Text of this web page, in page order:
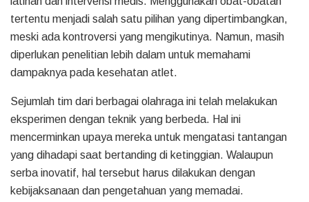
tertentu menjadi salah satu pilihan yang dipertimbangkan,
meski ada kontroversi yang mengikutinya. Namun, masih
diperlukan penelitian lebih dalam untuk memahami
dampaknya pada kesehatan atlet.
Sejumlah tim dari berbagai olahraga ini telah melakukan
eksperimen dengan teknik yang berbeda. Hal ini
mencerminkan upaya mereka untuk mengatasi tantangan
yang dihadapi saat bertanding di ketinggian. Walaupun
serba inovatif, hal tersebut harus dilakukan dengan
kebijaksanaan dan pengetahuan yang memadai.